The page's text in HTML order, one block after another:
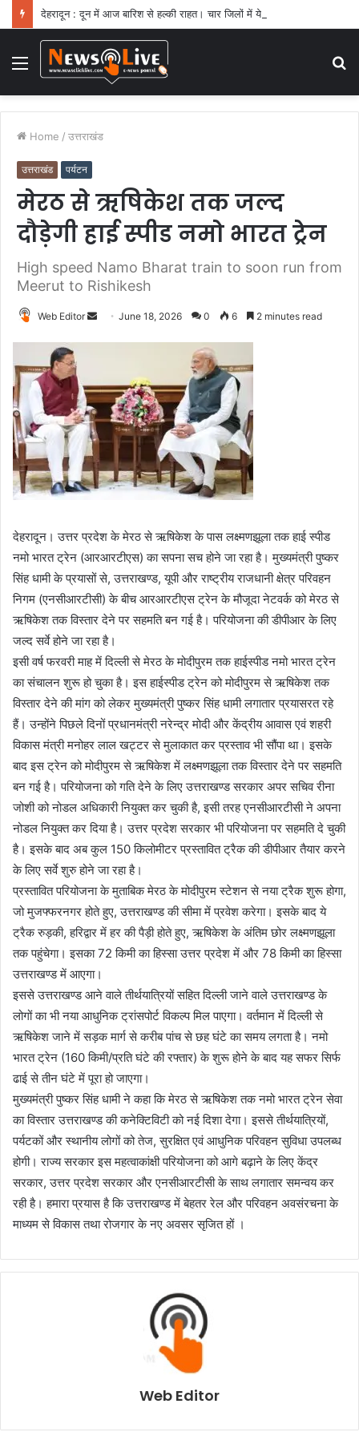
देहरादून : दून में आज बारिश से हल्की राहत। चार जिलों में येलो अलर्ट
Menu
Home / उत्तराखंड
उत्तराखंड पर्यटन
मेरठ से ऋषिकेश तक जल्द
दौड़ेगी हाई स्पीड नमो भारत ट्रेन
High speed Namo Bharat train to soon run from
Meerut to Rishikesh
Web Editor
a
n
e
a
i
June 18, 2026 0 6 2 minutes read
देहरादून। उत्तर प्रदेश के मेरठ से ऋषिकेश के पास लक्ष्मणझूला तक हाई स्पीड
नमो भारत ट्रेन (आरआरटीएस) का सपना सच होने जा रहा है। मुख्यमंत्री पुष्कर
सिंह धामी के प्रयासों से, उत्तराखण्ड, यूपी और राष्ट्रीय राजधानी क्षेत्र परिवहन
निगम (एनसीआरटीसी) के बीच आरआरटीएस ट्रेन के मौजूदा नेटवर्क को मेरठ से
ऋषिकेश तक विस्तार देने पर सहमति बन गई है। परियोजना की डीपीआर के लिए
जल्द सर्वे होने जा रहा है।
इसी वर्ष फरवरी माह में दिल्ली से मेरठ के मोदीपुरम तक हाईस्पीड नमो भारत ट्रेन
का संचालन शुरू हो चुका है। इस हाईस्पीड ट्रेन को मोदीपुरम से ऋषिकेश तक
विस्तार देने की मांग को लेकर मुख्यमंत्री पुष्कर सिंह धामी लगातार प्रयासरत रहे
हैं। उन्होंने पिछले दिनों प्रधानमंत्री नरेन्द्र मोदी और केंद्रीय आवास एवं शहरी
विकास मंत्री मनोहर लाल खट्टर से मुलाकात कर प्रस्ताव भी सौंपा था। इसके
बाद इस ट्रेन को मोदीपुरम से ऋषिकेश में लक्ष्मणझूला तक विस्तार देने पर सहमति
बन गई है। परियोजना को गति देने के लिए उत्तराखण्ड सरकार अपर सचिव रीना
जोशी को नोडल अधिकारी नियुक्त कर चुकी है, इसी तरह एनसीआरटीसी ने अपना
नोडल नियुक्त कर दिया है। उत्तर प्रदेश सरकार भी परियोजना पर सहमति दे चुकी
है। इसके बाद अब कुल 150 किलोमीटर प्रस्तावित ट्रैक की डीपीआर तैयार करने
के लिए सर्वे शुरु होने जा रहा है।
प्रस्तावित परियोजना के मुताबिक मेरठ के मोदीपुरम स्टेशन से नया ट्रैक शुरू होगा,
जो मुजफ्फरनगर होते हुए, उत्तराखण्ड की सीमा में प्रवेश करेगा। इसके बाद ये
ट्रैक रुड़की, हरिद्वार में हर की पैड़ी होते हुए, ऋषिकेश के अंतिम छोर लक्ष्मणझूला
तक पहुंचेगा। इसका 72 किमी का हिस्सा उत्तर प्रदेश में और 78 किमी का हिस्सा
उत्तराखण्ड में आएगा।
इससे उत्तराखण्ड आने वाले तीर्थयात्रियों सहित दिल्ली जाने वाले उत्तराखण्ड के
लोगों का भी नया आधुनिक ट्रांसपोर्ट विकल्प मिल पाएगा। वर्तमान में दिल्ली से
ऋषिकेश जाने में सड़क मार्ग से करीब पांच से छह घंटे का समय लगता है। नमो
भारत ट्रेन (160 किमी/प्रति घंटे की रफ्तार) के शुरू होने के बाद यह सफर सिर्फ
ढाई से तीन घंटे में पूरा हो जाएगा।
मुख्यमंत्री पुष्कर सिंह धामी ने कहा कि मेरठ से ऋषिकेश तक नमो भारत ट्रेन सेवा
का विस्तार उत्तराखण्ड की कनेक्टिविटी को नई दिशा देगा। इससे तीर्थयात्रियों,
पर्यटकों और स्थानीय लोगों को तेज, सुरक्षित एवं आधुनिक परिवहन सुविधा उपलब्ध
होगी। राज्य सरकार इस महत्वाकांक्षी परियोजना को आगे बढ़ाने के लिए केंद्र
सरकार, उत्तर प्रदेश सरकार और एनसीआरटीसी के साथ लगातार समन्वय कर
रही है। हमारा प्रयास है कि उत्तराखण्ड में बेहतर रेल और परिवहन अवसंरचना के
माध्यम से विकास तथा रोजगार के नए अवसर सृजित हों ।
Web Editor